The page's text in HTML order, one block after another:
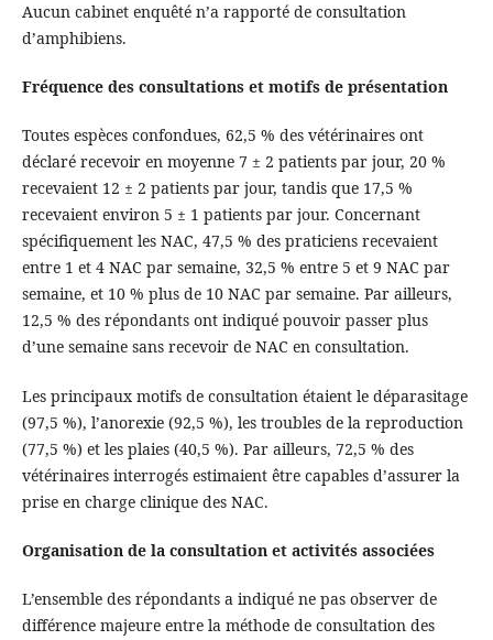
Aucun cabinet enquêté n’a rapporté de consultation
d’amphibiens.
Fréquence des consultations et motifs de présentation
Toutes espèces confondues, 62,5 % des vétérinaires ont
déclaré recevoir en moyenne 7 ± 2 patients par jour, 20 %
recevaient 12 ± 2 patients par jour, tandis que 17,5 %
recevaient environ 5 ± 1 patients par jour. Concernant
spécifiquement les NAC, 47,5 % des praticiens recevaient
entre 1 et 4 NAC par semaine, 32,5 % entre 5 et 9 NAC par
semaine, et 10 % plus de 10 NAC par semaine. Par ailleurs,
12,5 % des répondants ont indiqué pouvoir passer plus
d’une semaine sans recevoir de NAC en consultation.
Les principaux motifs de consultation étaient le déparasitage
(97,5 %), l’anorexie (92,5 %), les troubles de la reproduction
(77,5 %) et les plaies (40,5 %). Par ailleurs, 72,5 % des
vétérinaires interrogés estimaient être capables d’assurer la
prise en charge clinique des NAC.
Organisation de la consultation et activités associées
L’ensemble des répondants a indiqué ne pas observer de
différence majeure entre la méthode de consultation des